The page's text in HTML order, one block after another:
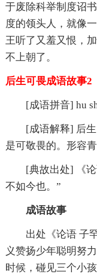
于废除科举制度诏
度的领头人，就像
王听了又羞又恨，
不上朝了。
后生可畏成语故事2
[成语拼音] hu
[成语解释] 后
是可敬畏的。形容
[典故出处] 《
不如今也。”
成语故事
出处《论语 子
义赞扬少年聪明努
时候，碰见三个小